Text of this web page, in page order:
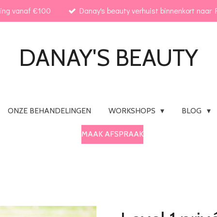
vanaf €100 Danay's beauty verhuist binnenkort naar
DANAY'S BEAUTY
ONZE BEHANDELINGEN WORKSHOPS BLOG
MAAK AFSPRAAK